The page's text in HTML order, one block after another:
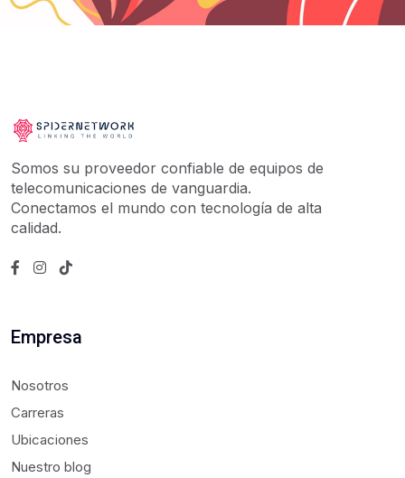
Somos su proveedor confiable de equipos de
telecomunicaciones de vanguardia.
Conectamos el mundo con tecnología de alta
calidad.
Empresa
Nosotros
Carreras
Ubicaciones
Nuestro blog